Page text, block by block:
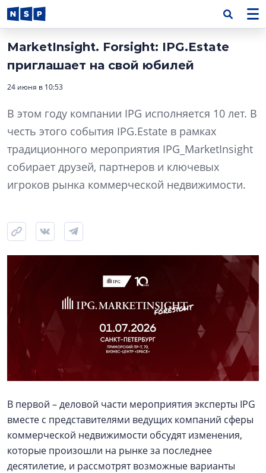
MarketInsight. Forsight: IPG.Estate
приглашает на свой юбилей
24 июня в 10:53
В этом году компании IPG исполняется 10 лет. В
честь этого события IPG.Estate в рамках
традиционного мероприятия IPG_MarketInsight
собирает друзей, партнеров и ключевых
игроков рынка коммерческой недвижимости.
В первой – деловой части мероприятия эксперты IPG
вместе с представителями ведущих компаний сферы
коммерческой недвижимости обсудят изменения,
которые произошли на рынке за последнее
десятилетие, и рассмотрят возможные варианты